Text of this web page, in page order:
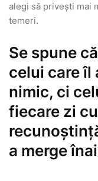
alegi să privești mai
temeri.
Se spune
celui care îl
nimic, ci
fiecare zi
a merge